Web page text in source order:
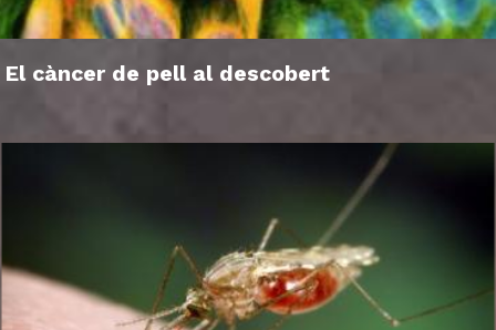
El càncer de pell al descobert